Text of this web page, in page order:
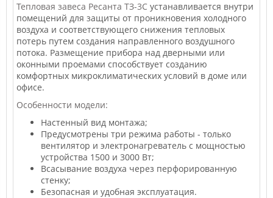
Тепловая завеса Ресанта ТЗ-3С устанавливается внутри
помещений для защиты от проникновения холодного
воздуха и соответствующего снижения тепловых
потерь путем создания направленного воздушного
потока. Размещение прибора над дверными или
оконными проемами способствует созданию
комфортных микроклиматических условий в доме или
офисе.
Особенности модели:
Настенный вид монтажа;
Предусмотрены три режима работы - только
вентилятор и электронагреватель с мощностью
устройства 1500 и 3000 Вт;
Всасывание воздуха через перфорированную
стенку;
Безопасная и удобная эксплуатация.